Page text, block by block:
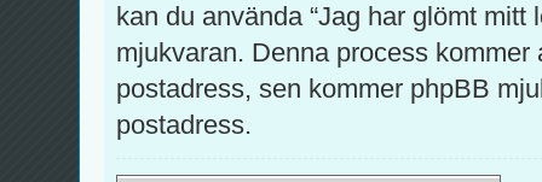
kan du använda “Jag har glömt
mjukvaran. Denna process
postadress, sen kommer phpBB
postadress.